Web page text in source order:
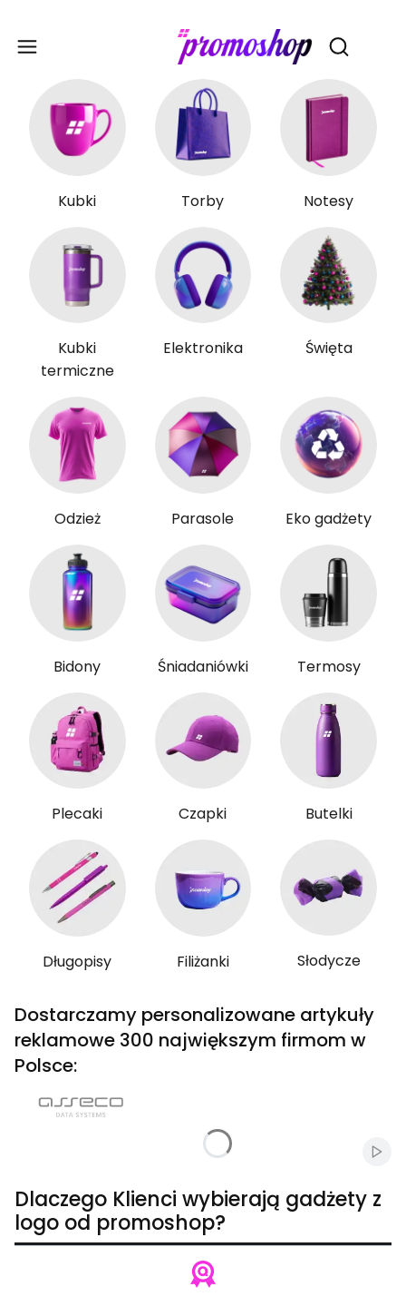
Otwórz
Kubki Torby Notesy
Kubki
termiczne
Elektronika Święta
Odzież Parasole Eko gadżety
Bidony Śniadaniówki Termosy
Plecaki Czapki Butelki
Długopisy Filiżanki Słodycze
Dostarczamy personalizowane artykuły
reklamowe 300 największym firmom w
Polsce:
Dlaczego Klienci wybierają gadżety z
logo od promoshop?